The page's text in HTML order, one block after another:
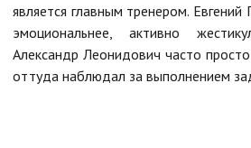
является главным тренером.
эмоциональнее, активно
Александр Леонидович часто
оттуда наблюдал за выполнением